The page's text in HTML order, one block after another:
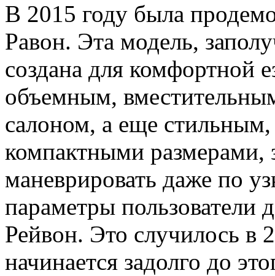
В 2015 году была
Равон. Эта модель,
создана для комфортной
объемным,
салоном, а еще
компактными размерами,
маневрировать даже по
параметры пользователи
Рейвон. Это случилось в
начинается задолго до